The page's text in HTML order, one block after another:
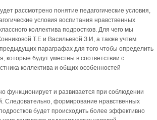
рассмотрено понятие педагогические условия,
условия воспитания нравственных
коллектива подростков. Для чего мы
Т.Е и Васильевой З.И, а также учтем
параграфах для того чтобы определить
которые будут уместны в соответствии с
коллектива и общих особенностей
функционирует и развивается при соблюдении
Следовательно, формирование нравственных
будет происходить более эффективно